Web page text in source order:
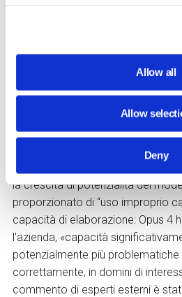
Allow all
Allow
Deny
mirati proprio per verificare le
spiegato che queste reazioni non
«comprensione» della situazione
estremamente avanzate di
suggeriti dall’uomo e
strategie manipolative apprese
la crescita di potenzialità dei
proporzionato di “uso improprio
capacità di elaborazione: Opus 4
l'azienda, «capacità
potenzialmente più
correttamente, in domini di
commento di esperti esterni è